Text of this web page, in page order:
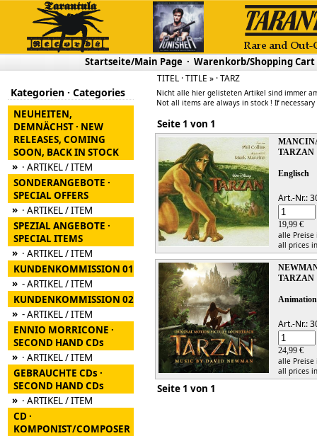
Startseite/Main Page · Warenkorb/Shopping Cart
Kategorien · Categories
NEUHEITEN,
DEMNÄCHST · NEW
RELEASES, COMING
SOON, BACK IN STOCK
» · ARTIKEL / ITEM
SONDERANGEBOTE ·
SPECIAL OFFERS
» · ARTIKEL / ITEM
SPEZIAL ANGEBOTE ·
SPECIAL ITEMS
» · ARTIKEL / ITEM
KUNDENKOMMISSION 01
» - ARTIKEL / ITEM
KUNDENKOMMISSION 02
» - ARTIKEL / ITEM
ENNIO MORRICONE ·
SECOND HAND CDs
» · ARTIKEL / ITEM
GEBRAUCHTE CDs ·
SECOND HAND CDs
» · ARTIKEL / ITEM
CD ·
KOMPONIST/COMPOSER
TITEL · TITLE » · TARZ
Nicht alle hier gelisteten Artikel sind immer
Not all items are always in stock ! If
Seite 1 von 1
TARZAN
Englisch
Art.-Nr.:
19,99 €
alle
all prices
TARZAN
Animation
Art.-Nr.:
24,99 €
alle
all prices
Seite 1 von 1